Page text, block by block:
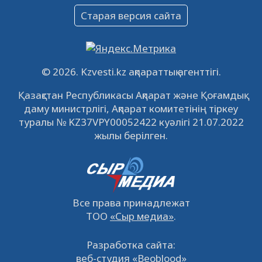
Объявление
09.12.2022
Свободные рабочие места
встречу с инвесторами в Кызылорде 22
ноября
21.11.2022 14952 0
© 2026. Kzvesti.kz ақпараттық агенттігі.
Қазақстан Республикасы Ақпарат және Қоғамдық
даму министрлігі, Ақпарат комитетінің тіркеу
туралы № KZ37VPY00052422 куәлігі 21.07.2022
жылы берілген.
Все права принадлежат
ТОО «Сыр медиа».
Старая версия сайта
Разработка сайта:
веб-студия «Beoblood»